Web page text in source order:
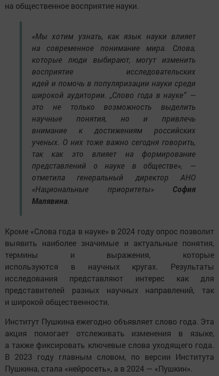
на общественное восприятие науки.
«Мы хотим узнать, как язык науки влияет
на современное понимание мира. Слова,
которые люди выбирают, могут изменить
восприятие исследовательских
идей и помочь в популяризации науки среди
широкой аудитории. „Слово года в науке“ —
это не только возможность выделить
научные понятия, но и привлечь
внимание к достижениям российских
ученых. О них тоже важно сегодня говорить,
так как это влияет на формирование
представлений о науке в обществе», —
отметила генеральный директор АНО
«Национальные приоритеты» София
Малявина.
Кроме «Слова года в науке» в 2024 году опрос позволит
выявить наиболее значимые и актуальные понятия,
термины и выражения, которые
используются в научных кругах. Результаты
исследования представляют интерес как для
представителей разных научных направлений, так
и широкой общественности.
Институт Пушкина ежегодно объявляет слово года. Эта
акция помогает отслеживать изменения в языке,
а также фиксировать ключевые слова уходящего года.
В 2023 году главным словом, по версии Института
Пушкина, стала «нейросеть», а в 2024 — «Пушкин».